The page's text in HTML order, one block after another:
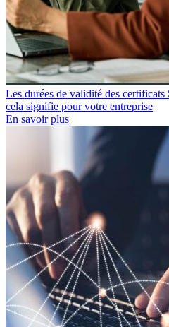
Les durées de validité des
cela signifie pour votre entreprise
En savoir plus